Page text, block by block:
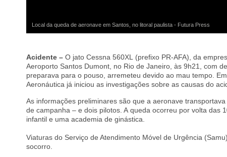
Local da queda de aeronave em Santos, no litoral paulista - Futura Press
Acidente – O jato Cessna 560XL (prefixo PR-AFA), da
Aeroporto Santos Dumont, no Rio de Janeiro, às 9h21, com
preparava para o pouso, arremeteu devido ao mau tempo.
Aeronáutica já iniciou as investigações sobre as causas do
As informações preliminares são que a aeronave
de campanha – e dois pilotos. A queda ocorreu por volta das
infantil e uma academia de ginástica.
Viaturas do Serviço de Atendimento Móvel de Urgência
socorro.